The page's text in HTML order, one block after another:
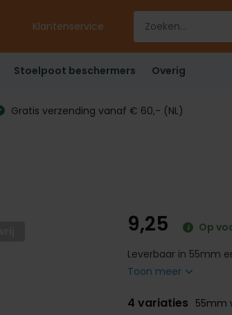
Klantenservice
Stoelpoot beschermers Overig
Gratis verzending vanaf € 60,- (NL)
9,25
Op
Leverbaar in 55mm
Toon meer
4 variaties 55mm